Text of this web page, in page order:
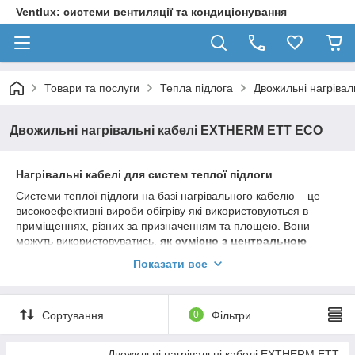
Ventlux: системи вентиляції та кондиціонування
Товари та послуги Тепла підлога Двожильні
Двожильні нагрівальні кабелі EXTHERM ETT ECO
Нагрівальні кабелі для систем теплої підлоги
Системи теплої підлоги на базі нагрівального кабелю – це
високоефективні вироби обігріву які використовуються в
приміщеннях, різних за призначенням та площею. Вони
можуть використовуватись, як сумісно з центральною
. Основою даного механізму виступає
мінімальному споживанню електроенергії.
Показати все
Сортування 0 Фільтри